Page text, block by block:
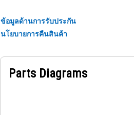
ข้อมูลด้านการรับประกัน
นโยบายการคืนสินค้า
Parts Diagrams